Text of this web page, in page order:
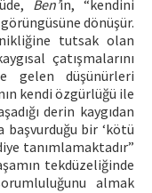
Ben’in, “kendini
dönüşür.
tutsak olan
çatışmalarını
gelen düşünürleri
kendi özgürlüğü ile
derin kaygıdan
başvurduğu bir ‘kötü
tanımlamaktadır”
tekdüzeliğinde
almak